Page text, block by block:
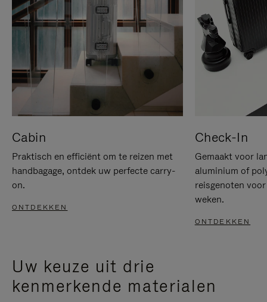
Cabin
Praktisch en efficiënt om te reizen met
handbagage, ontdek uw perfecte carry-
on.
ONTDEKKEN
Check-In
Gemaakt voor
aluminium of
reisgenoten
weken.
ONTDEKKEN
Uw keuze uit drie
kenmerkende materialen